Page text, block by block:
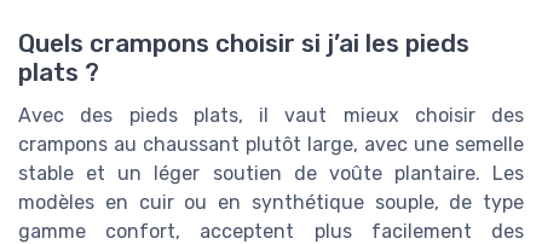
Quels crampons choisir si j’ai les pieds
plats ?
Avec des pieds plats, il vaut mieux choisir des
crampons au chaussant plutôt large, avec une semelle
stable et un léger soutien de voûte plantaire. Les
modèles en cuir ou en synthétique souple, de type
gamme confort, acceptent plus facilement des